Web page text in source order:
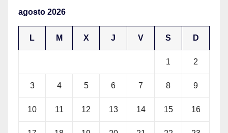
agosto 2026
L M X J V S D
1 2
3 4 5 6 7 8 9
10 11 12 13 14 15 16